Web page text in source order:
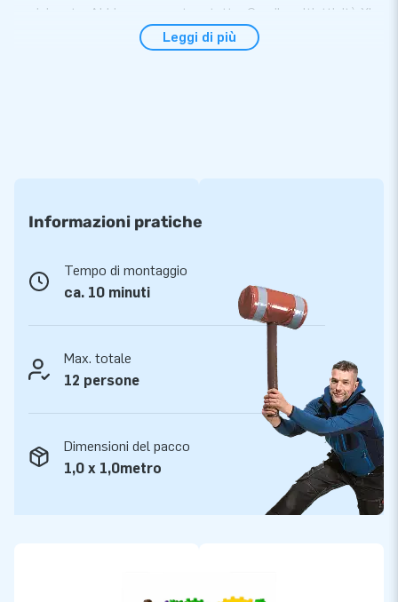
posizionate. Abbiamo pensato a tutto. Con il multiattività XL
Superblocks regalerai ai bambini una giornata splendida!
manuale. Tutto completo per una bellissima esperienza.
I gonfiabili JB sono rinforzati in più punti, sono cuciti più volte
e sono realizzati in PVC 9×9, con filo colorfast resistente e di
alta qualità. Sono quindi resistenti e facili da pulire. Il
gonfiabile viene fornito da JB con una garanzia di 5 anni. Per
questo motivo, con questo prodotto fornisci il piacere di
Più di 15.000 clienti hanno scelto JB
JB é attiva nella creazione e produzione di gonfiabili da più di
15 anni. Il nostro team di progettisti, sviluppatori e personale
logistico offre attrazioni gonfiabili uniche in un modo
Leggi di più
Informazioni pratiche
Tempo di montaggio
ca. 10 minuti
Max. totale
12 persone
Dimensioni del pacco
1,0 x 1,0metro